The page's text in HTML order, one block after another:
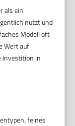
als ein
nutzt und
Modell oft
Wert auf
Investition in
feines